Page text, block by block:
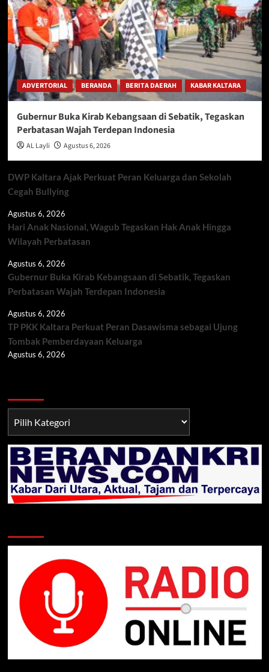
ADVERTORIAL BERANDA BERITA DAERAH KABAR KALTARA
Gubernur Buka Kirab Kebangsaan di Sebatik, Tegaskan
Perbatasan Wajah Terdepan Indonesia
AL Layli Agustus 6, 2026
DWP Kaltara Ajak Perkuat Peran Keluarga dan Sekolah
Cegah Bullying
Agustus 6, 2026
Hari Anak Nasional, Wagub Tegaskan Hak Anak Hingga
Wilayah Perbatasan
Agustus 6, 2026
Gubernur Buka Kirab Kebangsaan di Sebatik, Tegaskan
Perbatasan Wajah Terdepan Indonesia
Agustus 6, 2026
TP PKK Kaltara Perkuat Peran Dasawisma sebagai Ujung
Tombak Pemberdayaan Keluarga
Agustus 6, 2026
TNI/POLRI